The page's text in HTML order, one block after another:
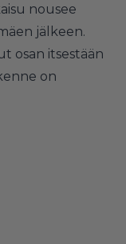
nousee
jälkeen.
osan itsestään
on